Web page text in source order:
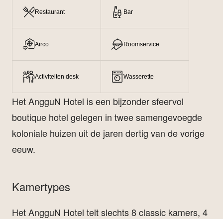
Het AngguN Hotel is een bijzonder sfeervol
boutique hotel gelegen in twee samengevoegde
koloniale huizen uit de jaren dertig van de vorige
eeuw.
Kamertypes
Het AngguN Hotel telt slechts 8 classic kamers, 4
Restaurant Bar
Airco Roomservice
Activiteiten desk Wasserette